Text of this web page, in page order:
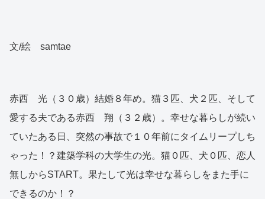
文/絵 samtae
赤西 光（３０歳）結婚８年め。猫３匹、犬２匹、そして
愛する夫である赤西 翔（３２歳）。幸せな暮らしが続い
ていたある日、突然の事故で１０年前にタイムリープしち
ゃった！？建築学科の大学生の光。猫０匹、犬０匹、恋人
無しからSTART。果たして光は幸せな暮らしをまた手に
できるのか！？